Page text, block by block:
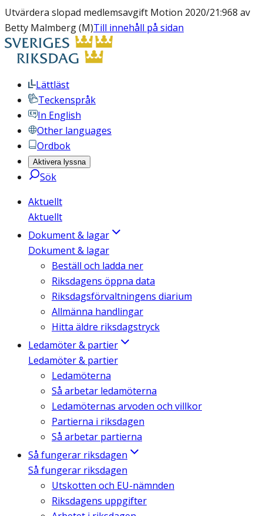
Utvärdera slopad medlemsavgift Motion 2020/21:968 av
Betty Malmberg (M)Till innehåll på sidan
Lättläst
Teckenspråk
In English
Other languages
Ordbok
Aktivera lyssna
Sök
Aktuellt
Aktuellt
Dokument & lagar
Dokument & lagar
Beställ och ladda ner
Riksdagens öppna data
Riksdagsförvaltningens diarium
Allmänna handlingar
Hitta äldre riksdagstryck
Ledamöter & partier
Ledamöter & partier
Ledamöterna
Så arbetar ledamöterna
Ledamöternas arvoden och villkor
Partierna i riksdagen
Så arbetar partierna
Så fungerar riksdagen
Så fungerar riksdagen
Utskotten och EU-nämnden
Riksdagens uppgifter